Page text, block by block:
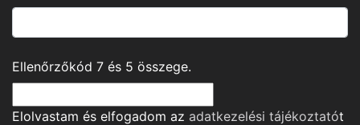
Ellenőrzőkód 7 és 5 összege.
Elolvastam és elfogadom az adatkezelési tájékoztatót